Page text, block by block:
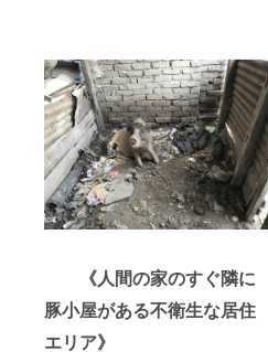
《人間の家のすぐ隣に
豚小屋がある不衛生な居住
エリア》